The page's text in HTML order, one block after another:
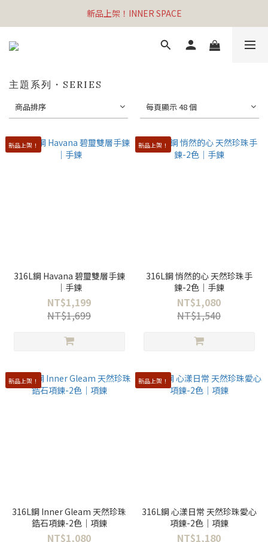
新品上架！INNER SPACE
主題系列・SERIES
商品排序 每頁顯示 48 個
新品上架！
316L鋼 Havana 碧璽雙層手鍊
｜手鍊
NT$1,199
NT$1,699
新品上架！
316L鋼 悄然的心 天然珍珠手
鍊-2色｜手鍊
NT$1,080
NT$1,540
新品上架！
316L鋼 Inner Gleam 天然珍珠
鋯石項鍊-2色｜項鍊
NT$1,080
新品上架！
316L鋼 心漾日常 天然珍珠愛心
項鍊-2色｜項鍊
NT$1,180